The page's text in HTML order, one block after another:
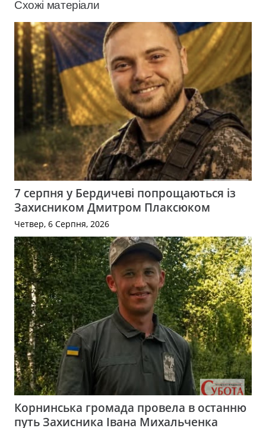
Схожі матеріали
7 серпня у Бердичеві попрощаються із
Захисником Дмитром Плаксюком
Четвер, 6 Серпня, 2026
Корнинська громада провела в останню
путь Захисника Івана Михальченка